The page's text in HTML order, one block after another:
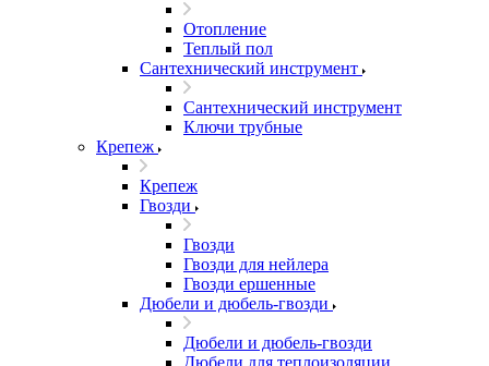
Отопление
Теплый пол
Сантехнический инструмент
Сантехнический инструмент
Ключи трубные
Крепеж
Крепеж
Гвозди
Гвозди
Гвозди для нейлера
Гвозди ершенные
Дюбели и дюбель-гвозди
Дюбели и дюбель-гвозди
Дюбели для теплоизоляции